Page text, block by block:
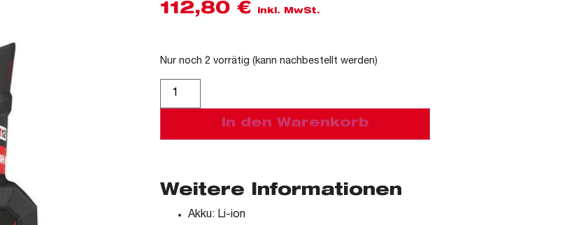
112,80 € inkl. MwSt.
Nur noch 2 vorrätig (kann nachbestellt werden)
In den Warenkorb
Weitere Informationen
Akku: Li-ion